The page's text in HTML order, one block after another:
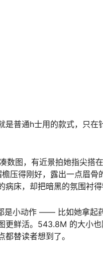
路子，跟薇薇的暗黑风完
大褂上做旧毛边，好的
这么细琢磨？但你点开那
把白大褂毛边都做到位的